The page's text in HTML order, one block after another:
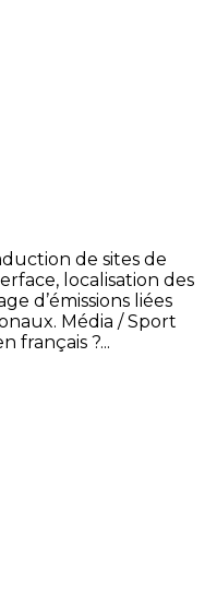
de sites de
localisation des
d’émissions liées
Média / Sport
français ?...